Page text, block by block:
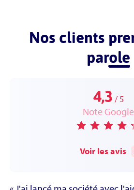
Nos clients
parole
4,3 5
Note Google
Voir les avis